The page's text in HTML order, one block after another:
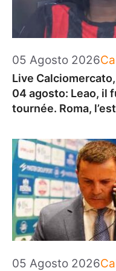
05 Agosto 2026
Live
04 agosto: Leao, il
tournée. Roma,
05 Agosto 2026